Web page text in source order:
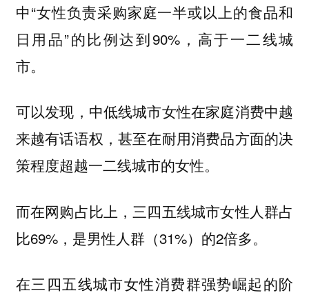
中“女性负责采购家庭一半或以上的食品和
日用品”的比例达到90%，高于一二线城
市。
可以发现，中低线城市女性在家庭消费中越
来越有话语权，甚至在耐用消费品方面的决
策程度超越一二线城市的女性。
而在网购占比上，三四五线城市女性人群占
比69%，是男性人群（31%）的2倍多。
在三四五线城市女性消费群强势崛起的阶